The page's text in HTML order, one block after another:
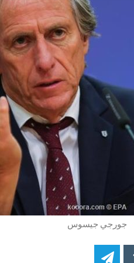
جورجي جيسوس